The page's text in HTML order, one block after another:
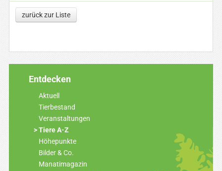
zurück zur Liste
Entdecken
Aktuell
Tierbestand
Veranstaltungen
Tiere A-Z
Höhepunkte
Bilder & Co.
Manatimagazin